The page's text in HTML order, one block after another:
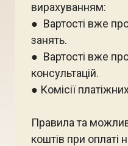
вирахуванням:
● Вартості вже
занять.
● Вартості вже
консультацій.
● Комісії
Правила та
коштів при оплаті